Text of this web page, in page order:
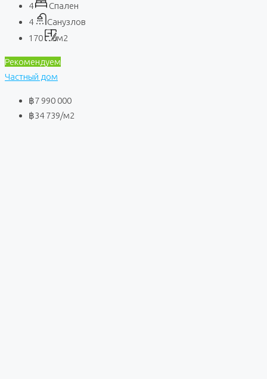
4
Спален
4
Санузлов
170
м2
Рекомендуем
Частный дом
฿7 990 000
฿34 739/м2